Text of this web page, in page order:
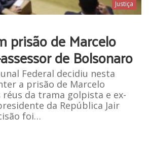
Justiça
prisão de Marcelo
de Bolsonaro
Federal decidiu nesta
a prisão de Marcelo
réus da trama golpista e ex-
da República Jair
foi…